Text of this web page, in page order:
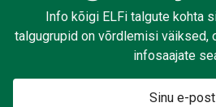
Info kõigi ELFi talgute kohta
talgugrupid on võrdlemisi väiksed,
infosaajate